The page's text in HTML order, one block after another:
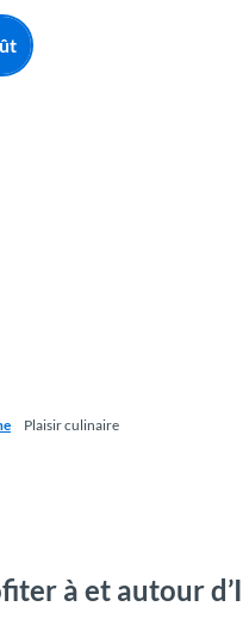
Plaisir culinaire
à et autour